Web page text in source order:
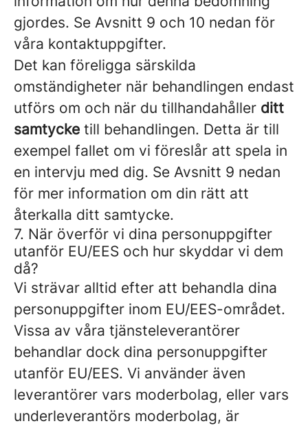
gjordes. Se Avsnitt 9 och 10 nedan för
våra kontaktuppgifter.
Det kan föreligga särskilda
omständigheter när behandlingen endast
utförs om och när du tillhandahåller ditt
samtycke till behandlingen. Detta är till
exempel fallet om vi föreslår att spela in
en intervju med dig. Se Avsnitt 9 nedan
för mer information om din rätt att
återkalla ditt samtycke.
7. När överför vi dina personuppgifter
utanför EU/EES och hur skyddar vi dem
då?
Vi strävar alltid efter att behandla dina
personuppgifter inom EU/EES-området.
Vissa av våra tjänsteleverantörer
behandlar dock dina personuppgifter
utanför EU/EES. Vi använder även
leverantörer vars moderbolag, eller vars
underleverantörs moderbolag, är